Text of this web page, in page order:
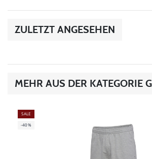
ZULETZT ANGESEHEN
MEHR AUS DER KATEGORIE
SALE
-40%